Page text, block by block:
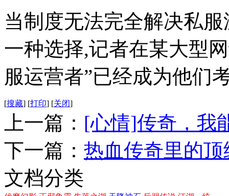
当制度无法完全解决私
一种选择,记者在某大型
服运营者”已经成为他们
[搜藏] [打印] [关闭]
上一篇： [心情]传奇，我
下一篇： 热血传奇里的
文档分类